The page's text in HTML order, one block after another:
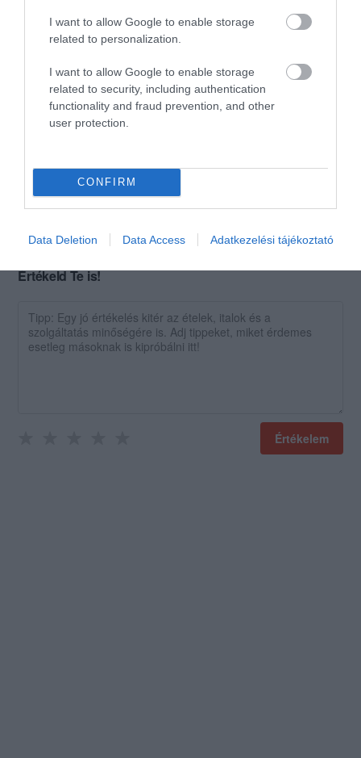
I want to allow Google to enable storage
related to personalization.
I want to allow Google to enable storage
related to security, including authentication
functionality and fraud prevention, and other
user protection.
CONFIRM
Data Deletion Data Access Adatkezelési tájékoztató
fincsi ropogós, a pizzaszósz
és a feltét pedig nagyon
ízletes. A panna cotta
fantasztikusan könnyű, isteni
öntettel. A pizzán kívül
Értékeld Te is!
Értékelem